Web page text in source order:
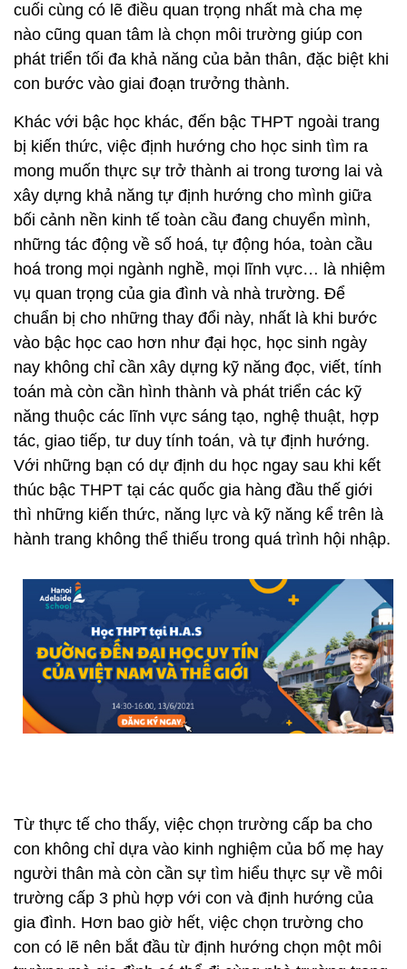
cuối cùng có lẽ điều quan trọng nhất mà cha mẹ
nào cũng quan tâm là chọn môi trường giúp con
phát triển tối đa khả năng của bản thân, đặc biệt khi
con bước vào giai đoạn trưởng thành.
Khác với bậc học khác, đến bậc THPT ngoài trang
bị kiến thức, việc định hướng cho học sinh tìm ra
mong muốn thực sự trở thành ai trong tương lai và
xây dựng khả năng tự định hướng cho mình giữa
bối cảnh nền kinh tế toàn cầu đang chuyển mình,
những tác động về số hoá, tự động hóa, toàn cầu
hoá trong mọi ngành nghề, mọi lĩnh vực… là nhiệm
vụ quan trọng của gia đình và nhà trường. Để
chuẩn bị cho những thay đổi này, nhất là khi bước
vào bậc học cao hơn như đại học, học sinh ngày
nay không chỉ cần xây dựng kỹ năng đọc, viết, tính
toán mà còn cần hình thành và phát triển các kỹ
năng thuộc các lĩnh vực sáng tạo, nghệ thuật, hợp
tác, giao tiếp, tư duy tính toán, và tự định hướng.
Với những bạn có dự định du học ngay sau khi kết
thúc bậc THPT tại các quốc gia hàng đầu thế giới
thì những kiến thức, năng lực và kỹ năng kể trên là
hành trang không thể thiếu trong quá trình hội nhập.
Từ thực tế cho thấy, việc chọn trường cấp ba cho
con không chỉ dựa vào kinh nghiệm của bố mẹ hay
người thân mà còn cần sự tìm hiểu thực sự về môi
trường cấp 3 phù hợp với con và định hướng của
gia đình. Hơn bao giờ hết, việc chọn trường cho
con có lẽ nên bắt đầu từ định hướng chọn một môi